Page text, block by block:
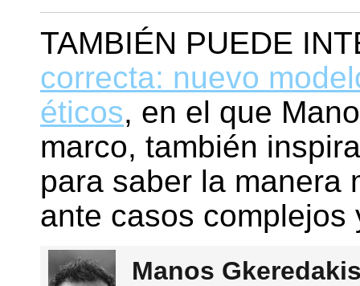
TAMBIÉN PUEDE
correcta: nuevo
éticos, en el que
marco, también
para saber la manera
ante casos complejos
Manos